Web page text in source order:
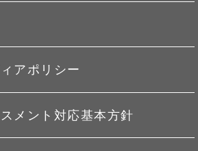
アポリシー
メント対応基本方針